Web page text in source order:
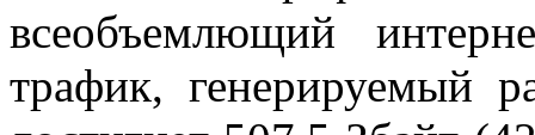
всеобъемлющий
трафик, генерируемый